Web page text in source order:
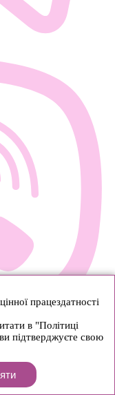
працездатності
в "Політиці
підтверджуєте свою